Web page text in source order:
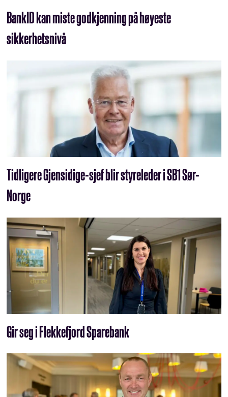
BankID kan miste godkjenning på høyeste
sikkerhetsnivå
Tidligere Gjensidige-sjef blir styreleder i SB1 Sør-
Norge
Gir seg i Flekkefjord Sparebank